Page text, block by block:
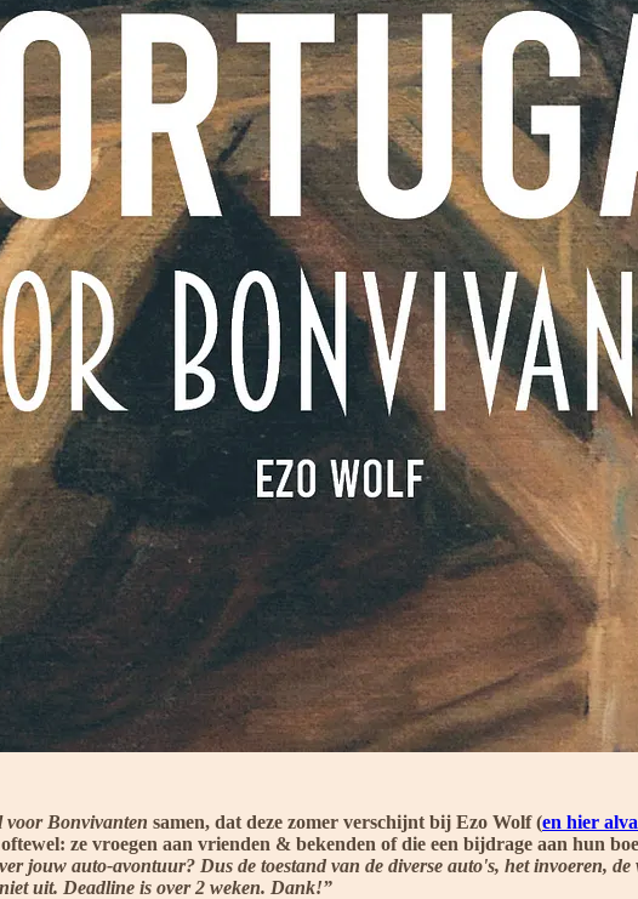
voor Bonvivanten samen, dat deze zomer verschijnt bij Ezo Wolf (en hier
ze vroegen aan vrienden & bekenden of die een bijdrage aan hun
jouw auto-avontuur? Dus de toestand van de diverse auto's, het invoeren,
uit. Deadline is over 2 weken. Dank!”